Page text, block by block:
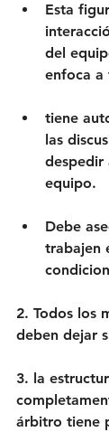
Esta
del
enfoca a
tiene
las
despedir
equipo.
Debe
trabajen
2. Todos los
deben dejar
3. la
árbitro tiene